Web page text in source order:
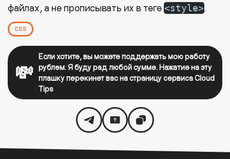
файлах, а не прописывать их в теге <style>.
css
💸
Если хотите, вы можете поддержать мою работу
рублем. Я буду рад любой сумме. Нажатие на эту
плашку перекинет вас на страницу сервиса Cloud
Tips